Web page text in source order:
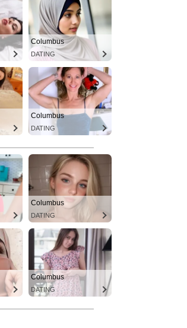
Columbus
DATING
Columbus
DATING
Columbus
DATING
Columbus
DATING